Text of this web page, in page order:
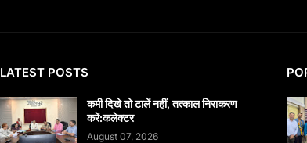
LATEST POSTS
कमी दिखे तो टालें नहीं, तत्काल निराकरण
करें:कलेक्टर
August 07, 2026